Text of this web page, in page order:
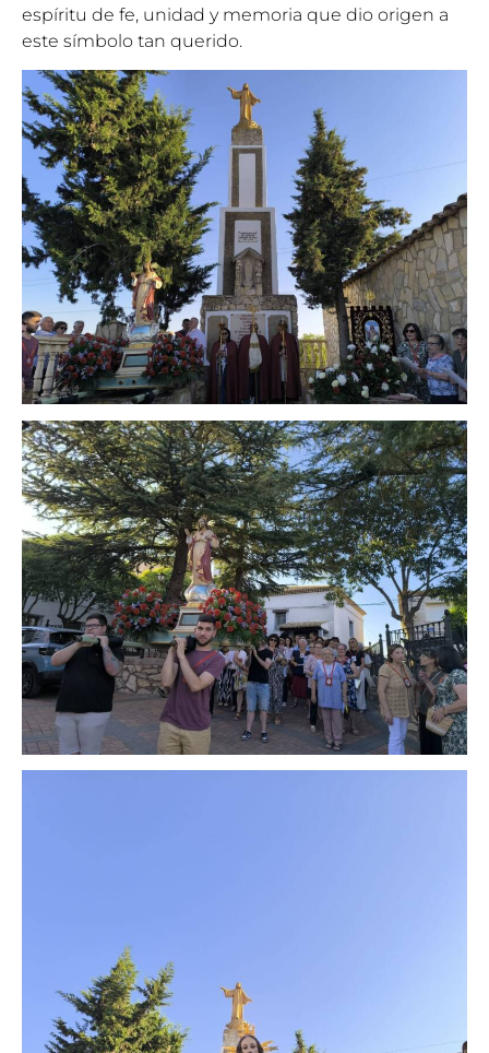
espíritu de fe, unidad y memoria que dio origen a
este símbolo tan querido.